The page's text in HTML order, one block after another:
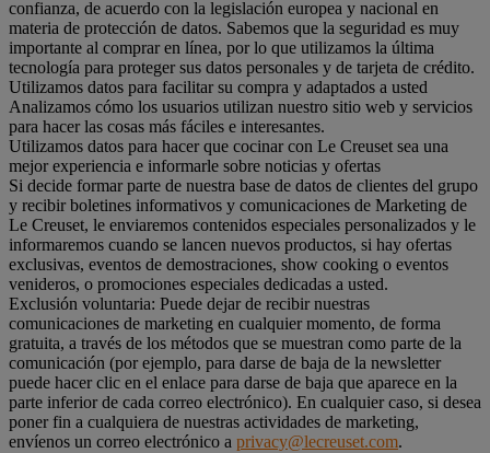
confianza, de acuerdo con la legislación europea y nacional en
materia de protección de datos. Sabemos que la seguridad es muy
importante al comprar en línea, por lo que utilizamos la última
tecnología para proteger sus datos personales y de tarjeta de crédito.
Utilizamos datos para facilitar su compra y adaptados a usted
Analizamos cómo los usuarios utilizan nuestro sitio web y servicios
para hacer las cosas más fáciles e interesantes.
Utilizamos datos para hacer que cocinar con Le Creuset sea una
mejor experiencia e informarle sobre noticias y ofertas
Si decide formar parte de nuestra base de datos de clientes del grupo
y recibir boletines informativos y comunicaciones de Marketing de
Le Creuset, le enviaremos contenidos especiales personalizados y le
informaremos cuando se lancen nuevos productos, si hay ofertas
exclusivas, eventos de demostraciones, show cooking o eventos
venideros, o promociones especiales dedicadas a usted.
Exclusión voluntaria: Puede dejar de recibir nuestras
comunicaciones de marketing en cualquier momento, de forma
gratuita, a través de los métodos que se muestran como parte de la
comunicación (por ejemplo, para darse de baja de la newsletter
puede hacer clic en el enlace para darse de baja que aparece en la
parte inferior de cada correo electrónico). En cualquier caso, si desea
poner fin a cualquiera de nuestras actividades de marketing,
envíenos un correo electrónico a privacy@lecreuset.com.